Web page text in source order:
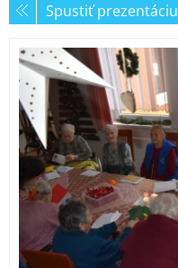
Spustiť prezentáciu